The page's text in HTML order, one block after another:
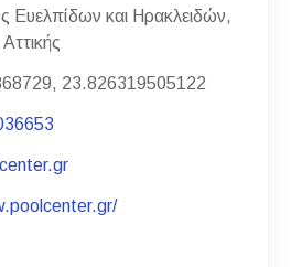
Ευελπίδων και Ηρακλειδών,
23.826319505122